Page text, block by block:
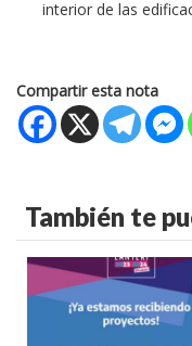
interior de las
Compartir esta nota
También te